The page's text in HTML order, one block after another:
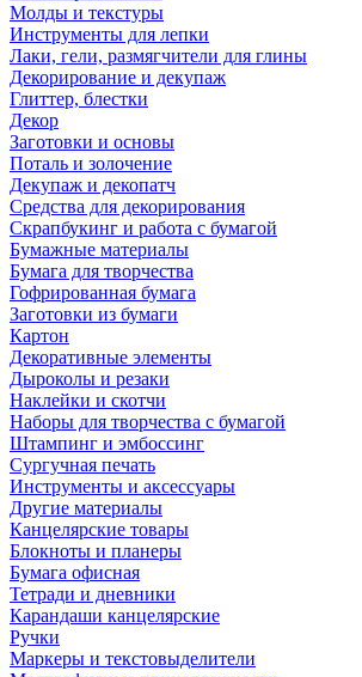
Молды и текстуры
Инструменты для лепки
Лаки, гели, размягчители для глины
Декорирование и декупаж
Глиттер, блестки
Декор
Заготовки и основы
Поталь и золочение
Декупаж и декопатч
Средства для декорирования
Скрапбукинг и работа с бумагой
Бумажные материалы
Бумага для творчества
Гофрированная бумага
Заготовки из бумаги
Картон
Декоративные элементы
Дыроколы и резаки
Наклейки и скотчи
Наборы для творчества с бумагой
Штампинг и эмбоссинг
Сургучная печать
Инструменты и аксессуары
Другие материалы
Канцелярские товары
Блокноты и планеры
Бумага офисная
Тетради и дневники
Карандаши канцелярские
Ручки
Маркеры и текстовыделители